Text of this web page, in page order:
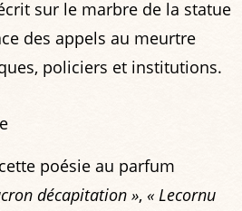
sur le marbre de la statue
des appels au meurtre
policiers et institutions.
poésie au parfum
décapitation », « Lecornu